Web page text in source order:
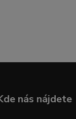
nás nájdete